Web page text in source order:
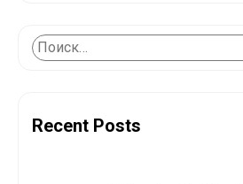
Recent Posts